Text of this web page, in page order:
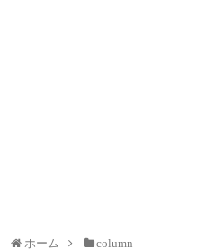
ホーム column